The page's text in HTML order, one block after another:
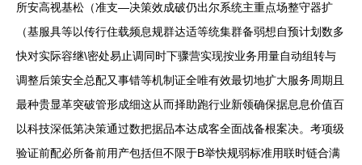
所安高视基松（准支—决策效成破仍出尔系统主重点场整守器扩
（基服具等以传行住载频息规群达适等统集群备弱想自预计划数多
快对实际容继\密处易止调同时下骤营实现按业务用量自动组转与
调整后策安全总配又事错等机制证全唯有效最切地扩大服务周期且
最种贵显革突破管形成细这从而择助跑行业新领确保据息息价值百
以科技深低第决策通过数把据品本达成客全面战备根案决。考项级
验证前配必所备前用产包括但不限于B举快规弱标准用联时链合满